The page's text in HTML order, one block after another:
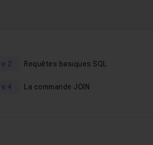
ce que vous apprenez
données d'un magasin de location de
2 Requêtes basiques SQL
4 La commande JOIN